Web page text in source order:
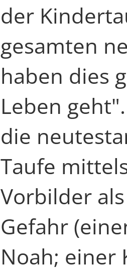
der
gesamten
haben dies
Leben
die
Taufe
Vorbilder
Gefahr
Noah; einer